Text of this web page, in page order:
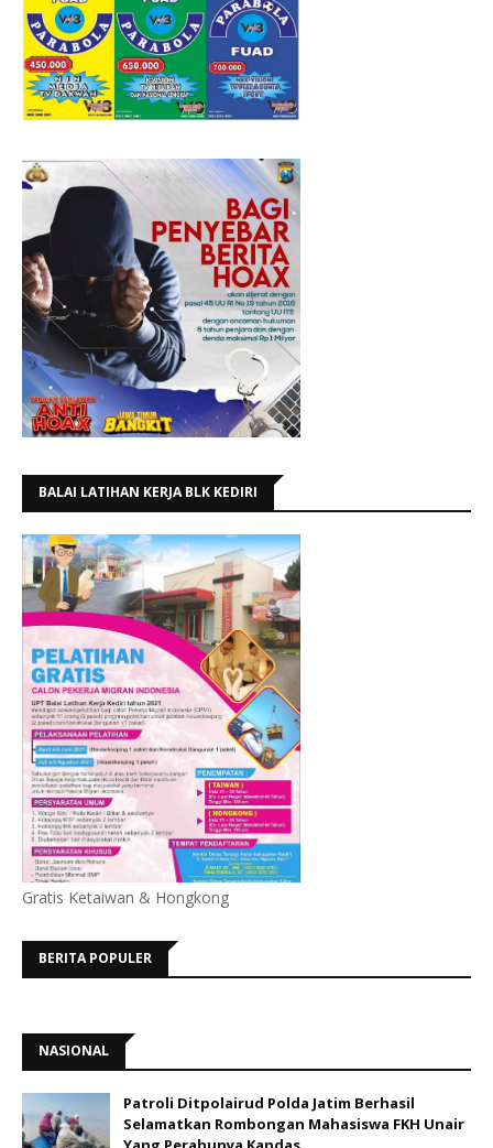
BALAI LATIHAN KERJA BLK KEDIRI
Gratis Ketaiwan & Hongkong
BERITA POPULER
NASIONAL
Patroli Ditpolairud Polda Jatim Berhasil
Selamatkan Rombongan Mahasiswa FKH Unair